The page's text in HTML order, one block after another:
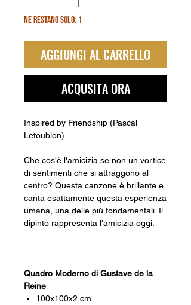
Ne restano solo: 1
AGGIUNGI AL CARRELLO
ACQUSITA ORA
Inspired by Friendship (Pascal
Letoublon)
Che cos'è l'amicizia se non un vortice
di sentimenti che si attraggono al
centro? Questa canzone è brillante e
canta esattamente questa esperienza
umana, una delle più fondamentali. Il
dipinto rappresenta l'amicizia oggi.
Quadro Moderno di Gustave de la
Reine
100x100x2 cm.